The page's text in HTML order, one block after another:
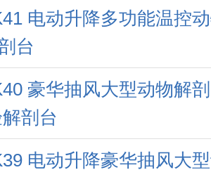
电动升降多功能温控
台
豪华抽风大型动物解
剖台
电动升降豪华抽风大